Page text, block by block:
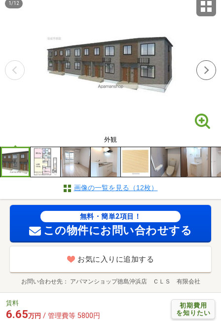
外観
1 /12
画像の一覧を見る（12枚）
無料・簡単2項目！
この物件にお問い合わせする
お気に入りに追加する
お問い合わせ先 アパマンショップ徳島沖浜店 ＣＬＳ 有限会社
初期費用
を知りたい
賃料
6.65万円 / 管理費等 5800円